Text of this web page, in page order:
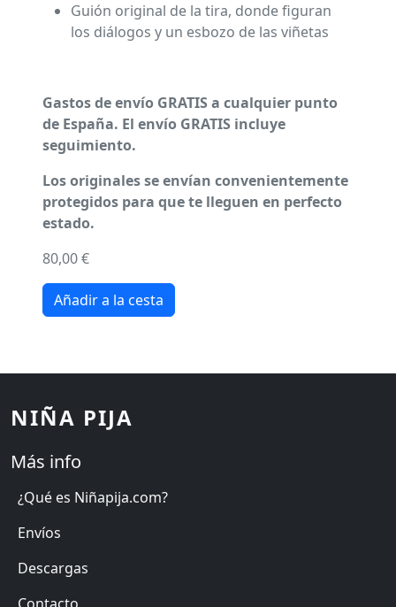
Guión original de la tira, donde figuran
los diálogos y un esbozo de las viñetas
Gastos de envío GRATIS a cualquier punto
de España. El envío GRATIS incluye
seguimiento.
Los originales se envían convenientemente
protegidos para que te lleguen en perfecto
estado.
80,00 €
NIÑA PIJA
Más info
¿Qué es Niñapija.com?
Envíos
Descargas